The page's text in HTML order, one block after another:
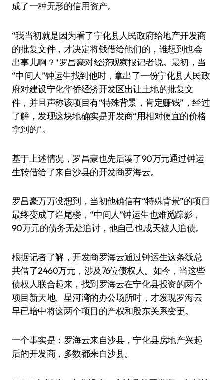
成了一种无形的信用资产。
“我当初就是因为看了宁化县人民政府给地产开发商
的批复文件，才决定将钱借给他们的，谁想到也会
出事儿啊？”罗昌豪对经济观察报记者说。最初，当
“中间人”钟运生找到他时，拿出了一份宁化县人民政
府对建设宁化华侨经济开发区出让土地的批复文
件，并且声称该项目有“特殊背景，肯定赚钱”，经过
了解，发现这块地确实是开发商“用相对便宜的价格
拿到的”。
基于上述情况，罗昌豪也先后凑了90万元通过钟运
生转借给了来自沙县的开发商罗海云。
罗昌豪万万没想到，当初他确信有“特殊背景”的项目
最终变成了烂尾楼，“中间人”钟运生也难觅踪影，
90万元的债务无处追讨，他自己也成天被人追债。
根据记者了解，开发商罗海云通过钟运生这条线总
共借了2460万元，涉及76位债权人。如今，当这些
债权人联合起来，找到罗海云在宁化县投资的两个
项目新天地、星河湾的办公场所时，才发现罗海云
早已暗中将这两个项目的产权和股东关系变更。
一个事实是：罗海云来自沙县，宁化县房地产兴起
后的开发商，多数都来自沙县。